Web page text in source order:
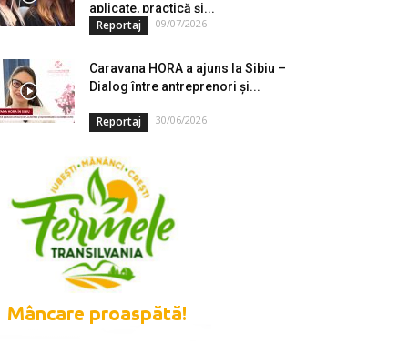
aplicate, practică și...
Reportaj 09/07/2026
Caravana HORA a ajuns la Sibiu –
Dialog între antreprenori și...
Reportaj 30/06/2026